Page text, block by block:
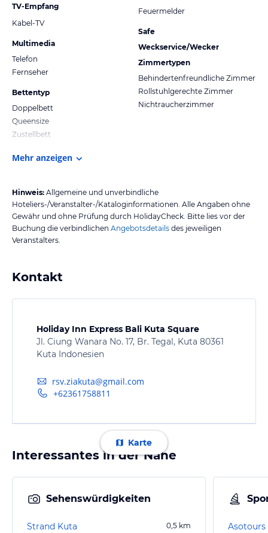
TV-Empfang
Kabel-TV
Multimedia
Telefon
Fernseher
Bettentyp
Doppelbett
Queensize
Zustellbett
Feuermelder
Safe
Weckservice/Wecker
Zimmertypen
Behindertenfreundliche Zimmer
Rollstuhlgerechte Zimmer
Nichtraucherzimmer
Mehr anzeigen
Hinweis: Allgemeine und unverbindliche
Hoteliers-/Veranstalter-/Kataloginformationen. Alle Angaben ohne
Gewähr und ohne Prüfung durch HolidayCheck. Bitte lies vor der
Buchung die verbindlichen Angebotsdetails des jeweiligen
Veranstalters.
Kontakt
Holiday Inn Express Bali Kuta Square
Jl. Ciung Wanara No. 17, Br. Tegal, Kuta 80361
Kuta Indonesien
rsv.ziakuta@gmail.com
+62361758811
Karte
Interessantes in der Nähe
Sehenswürdigkeiten
Strand Kuta 0,5 km Asotours